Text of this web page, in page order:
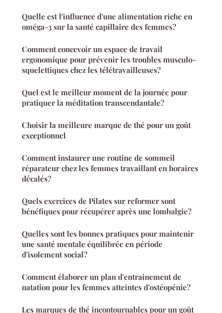
Quelle est l'influence d'une alimentation riche en
oméga-3 sur la santé capillaire des femmes?
Comment concevoir un espace de travail
ergonomique pour prévenir les troubles musculo-
squelettiques chez les télétravailleuses?
Quel est le meilleur moment de la journée pour
pratiquer la méditation transcendantale?
Choisir la meilleure marque de thé pour un goût
exceptionnel
Comment instaurer une routine de sommeil
réparateur chez les femmes travaillant en horaires
décalés?
Quels exercices de Pilates sur reformer sont
bénéfiques pour récupérer après une lombalgie?
Quelles sont les bonnes pratiques pour maintenir
une santé mentale équilibrée en période
d'isolement social?
Comment élaborer un plan d'entrainement de
natation pour les femmes atteintes d'ostéopénie?
Les marques de thé incontournables pour un goût